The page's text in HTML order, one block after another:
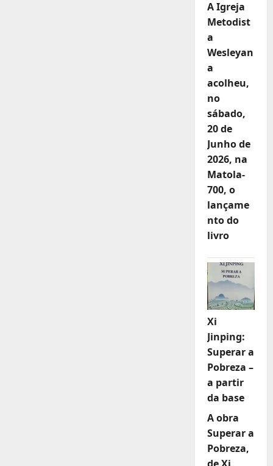
A Igreja
Metodist
a
Wesleyan
a
acolheu,
no
sábado,
20 de
Junho de
2026, na
Matola-
700, o
lançame
nto do
livro
Xi
Jinping:
Superar a
Pobreza –
a partir
da base
A obra
Superar a
Pobreza,